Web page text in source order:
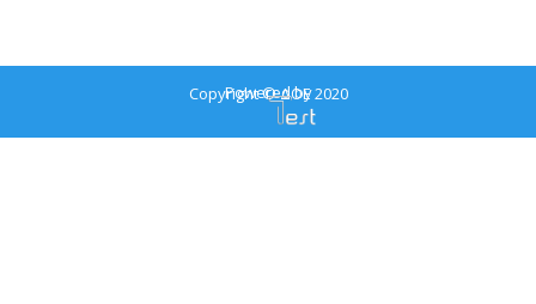
Copyright © ΔΟΕ 2020
Powered by